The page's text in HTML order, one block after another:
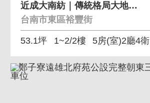
近成大南紡｜傳統格局大地坪｜併排雙車墅
台南市東區裕豐街
53.1坪 1~2/2樓 5房(室)2廳4衛